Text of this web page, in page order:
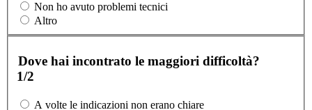
Non ho avuto problemi tecnici
Altro
Dove hai incontrato le maggiori difficoltà?
1/2
A volte le indicazioni non erano chiare